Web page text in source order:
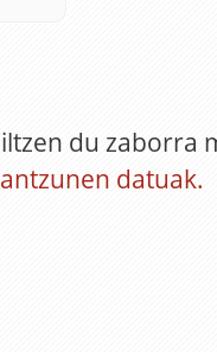
du zaborra
datuak.